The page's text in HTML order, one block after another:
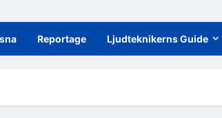
Reportage Ljudteknikerns Guide